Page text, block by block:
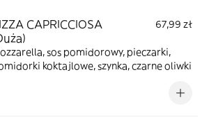
CAPRICCIOSA
67,99 zł
sos pomidorowy, pieczarki,
koktajlowe, szynka, czarne oliwki